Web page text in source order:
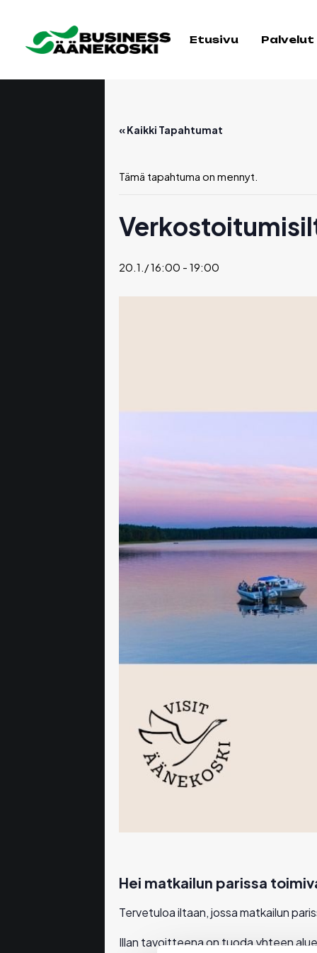
Etusivu Palvelut
« Kaikki Tapahtumat
Tämä tapahtuma on mennyt.
20.1./ 16:00 - 19:00
Hei matkailun parissa
Tervetuloa iltaan, jossa matkailun
Illan tavoitteena on tuoda yhteen